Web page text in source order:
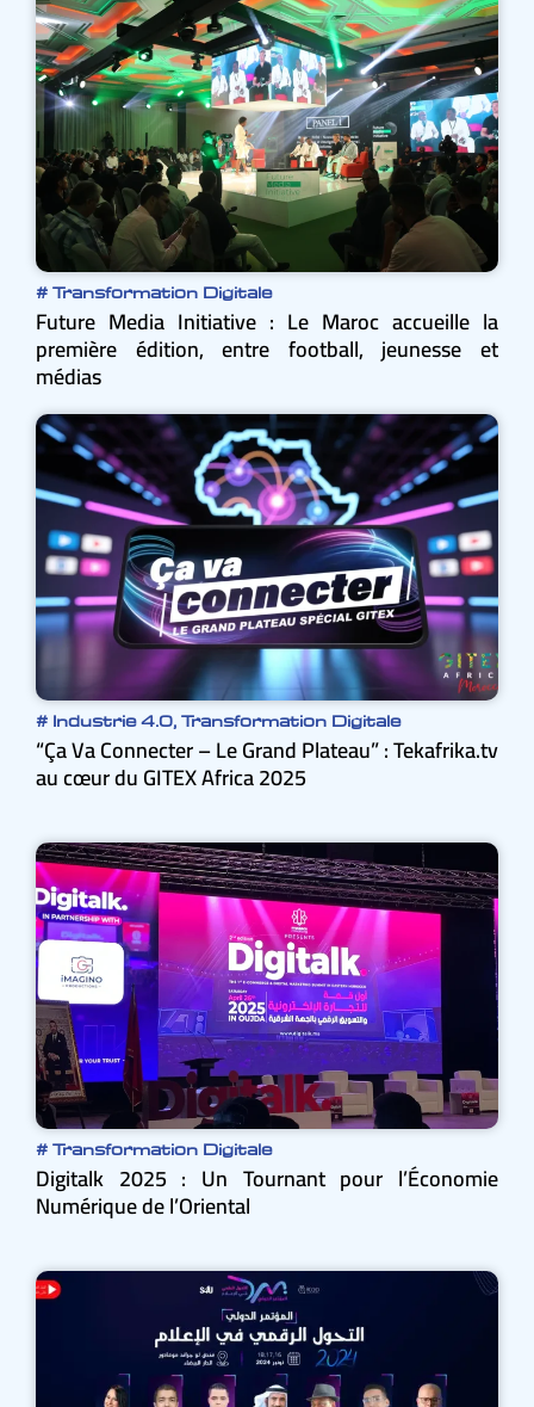
# Transformation Digitale
Future Media Initiative : Le Maroc accueille la
première édition, entre football, jeunesse et
médias
# Industrie 4.0, Transformation Digitale
“Ça Va Connecter – Le Grand Plateau” : Tekafrika.tv
au cœur du GITEX Africa 2025
# Transformation Digitale
​Digitalk 2025 : Un Tournant pour l’Économie
Numérique de l’Oriental​